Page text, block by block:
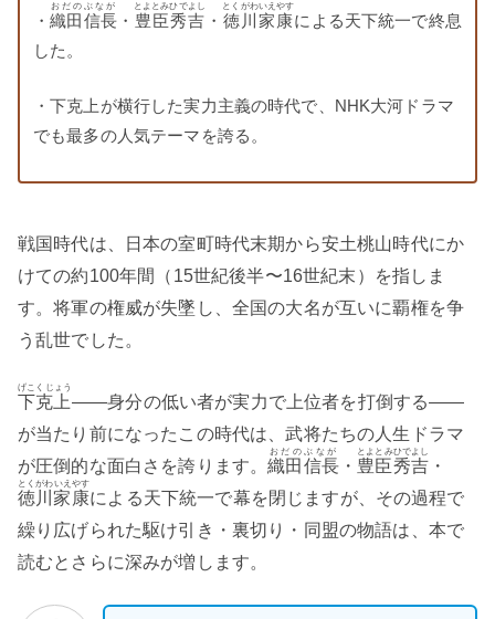
・織田信長
おだのぶなが
・ 豊臣秀吉
とよとみひでよし
・ 徳川家康
とくがわいえやす
による天下統一で終息
した。
・下克上が横行した実力主義の時代で、NHK大河ドラマ
でも最多の人気テーマを誇る。
戦国時代は、日本の室町時代末期から安土桃山時代にか
けての約100年間（15世紀後半〜16世紀末）を指しま
す。将軍の権威が失墜し、全国の大名が互いに覇権を争
う乱世でした。
下克上
げこくじょう
——身分の低い者が実力で上位者を打倒する——
が当たり前になったこの時代は、武将たちの人生ドラマ
が圧倒的な面白さを誇ります。織田信長
おだのぶなが
・ 豊臣秀吉
とよとみひでよし
・
徳川家康
とくがわいえやす
による天下統一で幕を閉じますが、その過程で
繰り広げられた駆け引き・裏切り・同盟の物語は、本で
読むとさらに深みが増します。